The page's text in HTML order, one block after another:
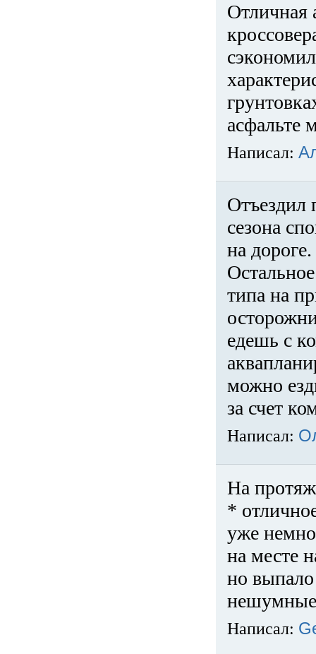
Отличная
асфальте
Написал:
Отъездил
сезона
на
типа на
едешь с
можно
за счет
Написал:
На
*
уже
на месте
но
нешумные
Написал: